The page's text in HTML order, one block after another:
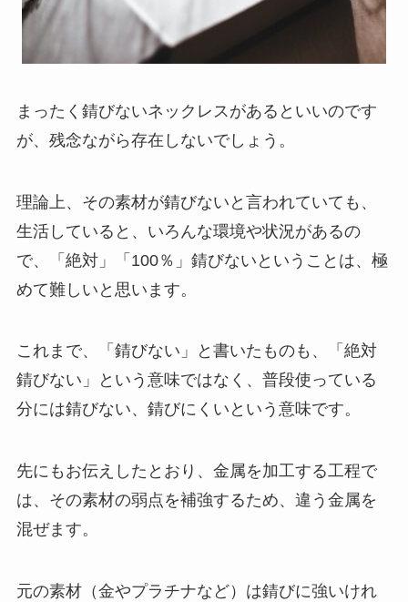
まったく錆びないネックレスがあるといいのです
が、残念ながら存在しないでしょう。
理論上、その素材が錆びないと言われていても、
生活していると、いろんな環境や状況があるの
で、「絶対」「 100％」錆びないということは、極
めて難しいと思います。
これまで、「錆びない」と書いたものも、「絶対
錆びない」という意味ではなく、普段使っている
分には錆びない、錆びにくいという意味です。
先にもお伝えしたとおり、金属を加工する工程で
は、その素材の弱点を補強するため、違う金属を
混ぜます。
元の素材（金やプラチナなど）は錆びに強いけれ